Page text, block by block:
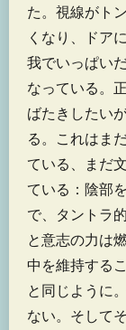
た。視線がト
くなり、ドア
我でいっぱい
なっている。
ばたきしたい
る。これはま
ている、まだ
ている：陰部
で、タントラ
と意志の力は
中を維持する
と同じように
ない。そして